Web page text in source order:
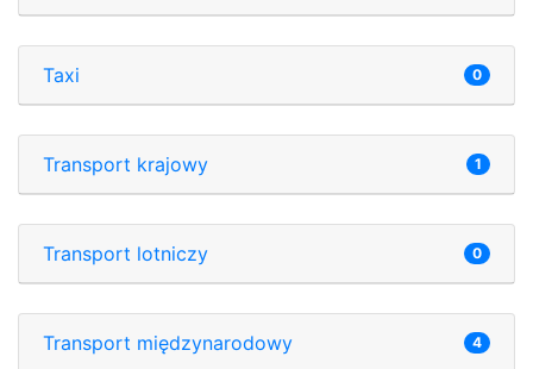
Taxi 0
Transport krajowy 1
Transport lotniczy 0
Transport międzynarodowy 4